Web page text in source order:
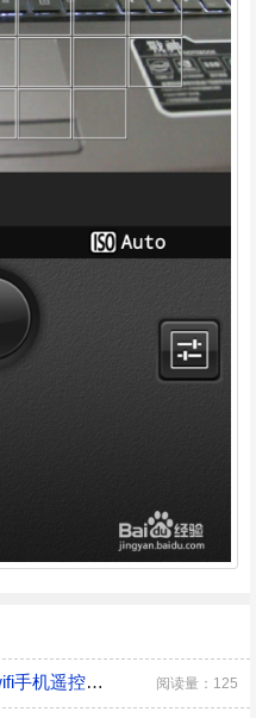
佳能EOS70D单反相机怎么开启wifi手机遥控拍摄 阅读量：125